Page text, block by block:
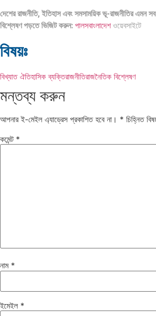
দেশের রাজনীতি, ইতিহাস এবং সমসাময়িক ভূ-রাজনীতির এমন
বিশ্লেষণ পড়তে ভিজিট করুন: পালসবাংলাদেশওয়েবসাইটে
বিষয়ঃ
বিখ্যাত ঐতিহাসিক ব্যক্তিরাজনীতিরাজনৈতিক বিশ্লেষণ
মন্তব্য করুন
আপনার ই-মেইল এ্যাড্রেস প্রকাশিত হবে না। * চিহ্নিত
কমেন্ট *
নাম *
ইমেইল *